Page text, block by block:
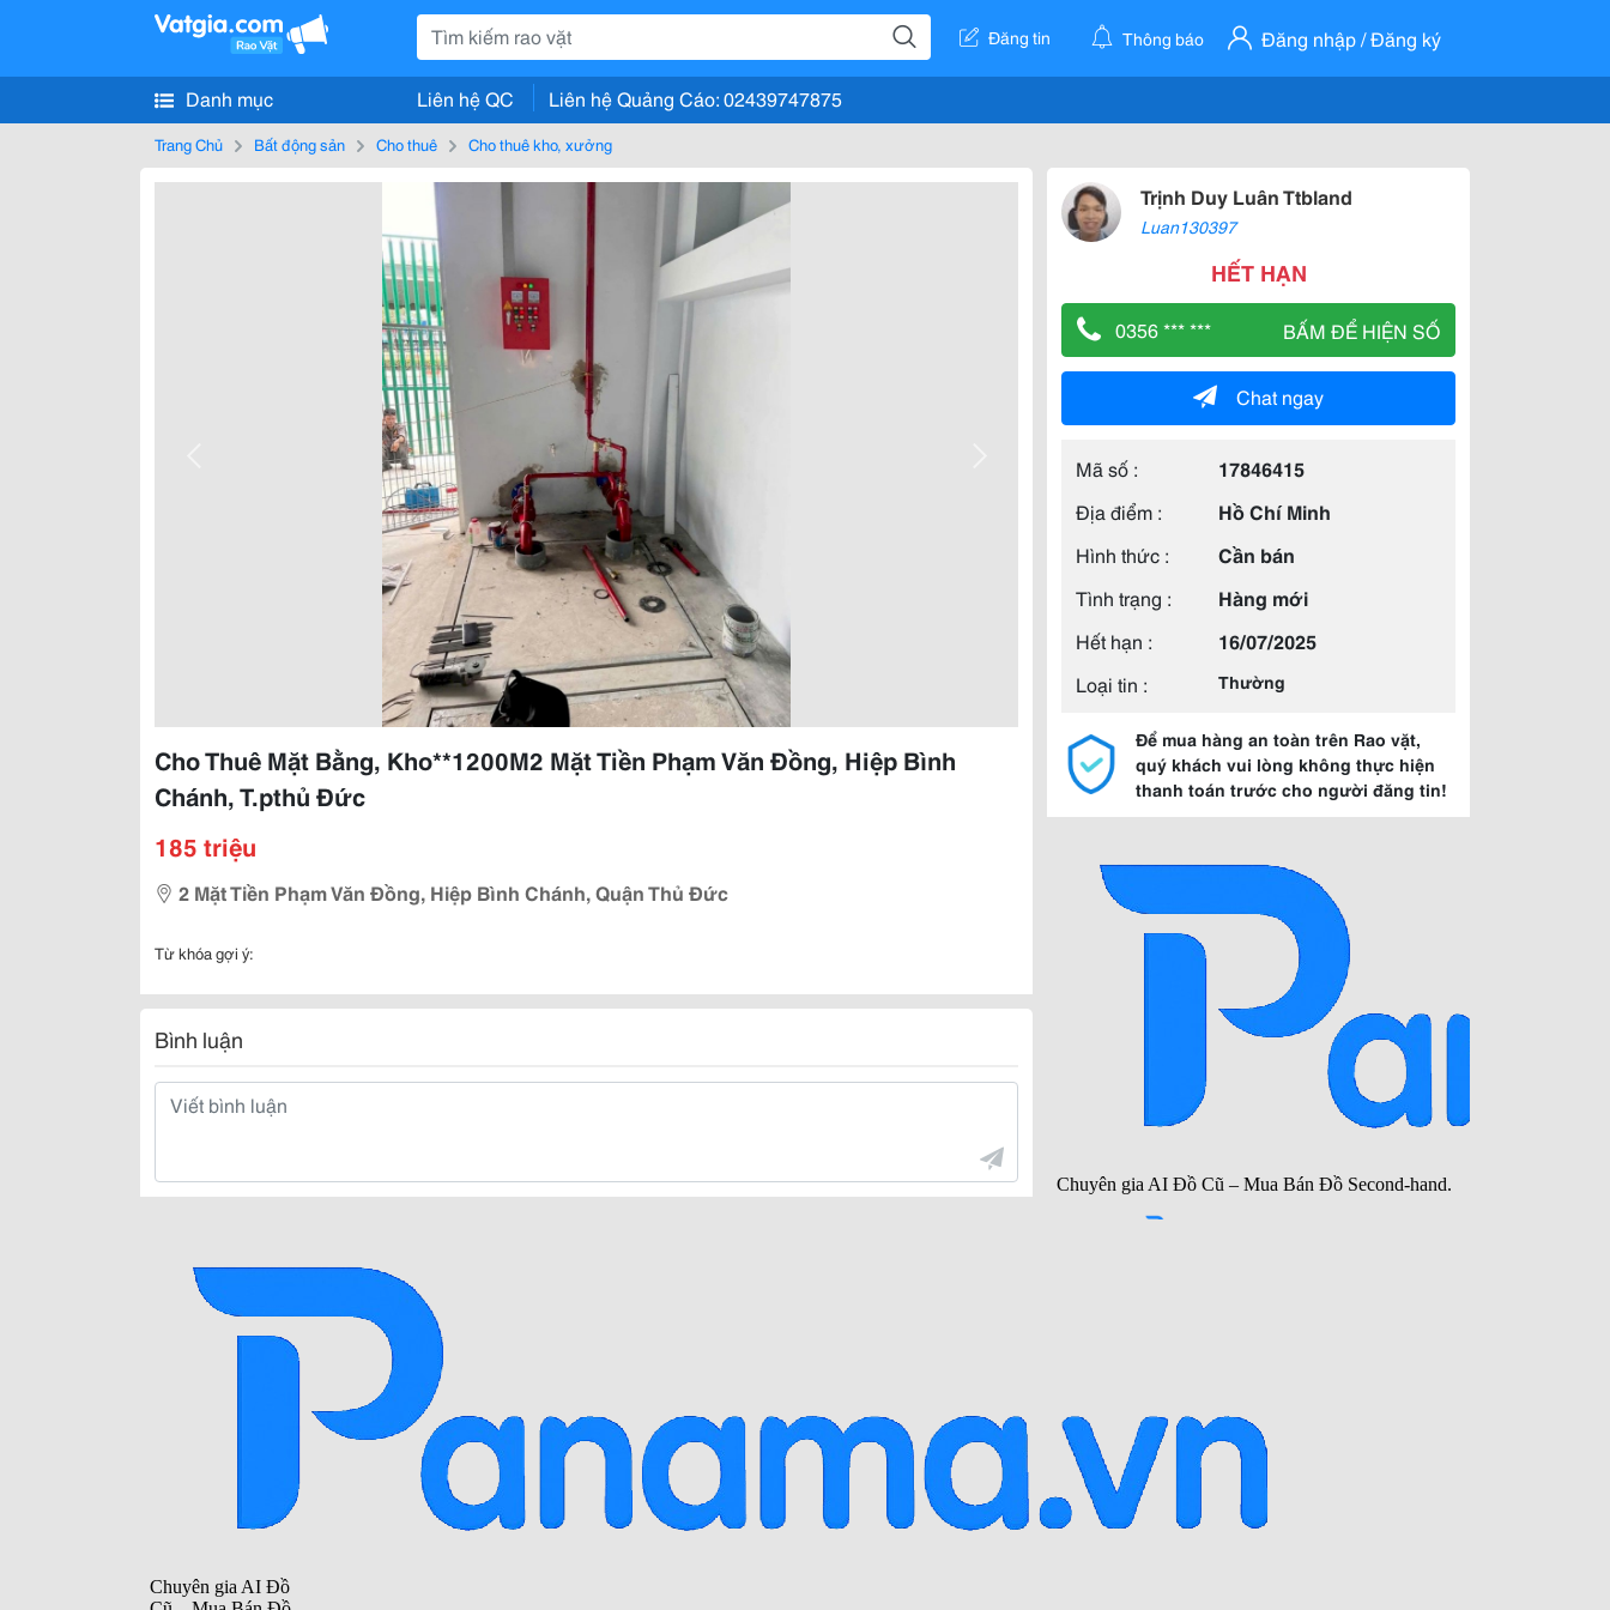
Đăng tin Thông báo Đăng nhập / Đăng ký
Danh mục Liên hệ QC Liên hệ Quảng Cáo: 02439747875
Trang Chủ Bất động sản Cho thuê Cho thuê kho, xưởng
Cho Thuê Mặt Bằng, Kho**1200M2 Mặt Tiền Phạm Văn Đồng, Hiệp Bình
Chánh, T.pthủ Đức
185 triệu
2 Mặt Tiền Phạm Văn Đồng, Hiệp Bình Chánh, Quận Thủ Đức
Từ khóa gợi ý:
Bình luận
Trịnh Duy Luân Ttbland
Luan130397
HẾT HẠN
0356 *** *** BẤM ĐỂ HIỆN SỐ
Chat ngay
Mã số :
17846415
Địa điểm :
Hồ Chí Minh
Hình thức :
Cần bán
Tình trạng :
Hàng mới
Hết hạn :
16/07/2025
Loại tin :
Thường
Để mua hàng an toàn trên Rao vặt,
quý khách vui lòng không thực hiện
thanh toán trước cho người đăng tin!